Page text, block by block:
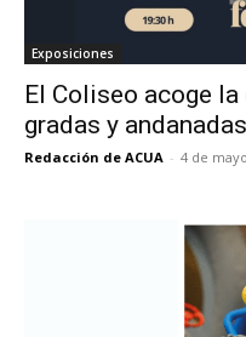
Exposiciones
El Coliseo acoge
gradas y
Redacción de ACUA - 4 de